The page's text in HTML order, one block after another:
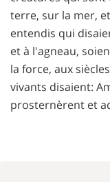
terre, sur la mer,
entendis qui
et à l'agneau,
la force, aux
vivants disaient:
prosternèrent et